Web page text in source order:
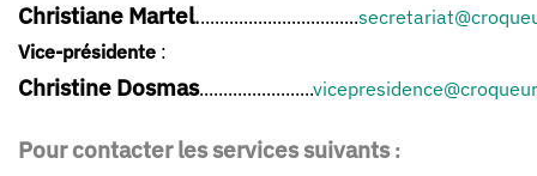
Christiane Martel..................................
Vice-présidente :
Christine Dosmas........................
Pour contacter les services suivants :